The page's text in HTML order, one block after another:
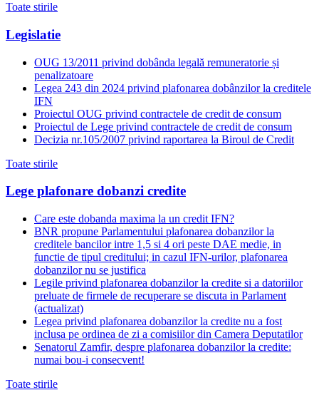
Toate stirile
Legislatie
OUG 13/2011 privind dobânda legală remuneratorie și
penalizatoare
Legea 243 din 2024 privind plafonarea dobânzilor la creditele
IFN
Proiectul OUG privind contractele de credit de consum
Proiectul de Lege privind contractele de credit de consum
Decizia nr.105/2007 privind raportarea la Biroul de Credit
Toate stirile
Lege plafonare dobanzi credite
Care este dobanda maxima la un credit IFN?
BNR propune Parlamentului plafonarea dobanzilor la
creditele bancilor intre 1,5 si 4 ori peste DAE medie, in
functie de tipul creditului; in cazul IFN-urilor, plafonarea
dobanzilor nu se justifica
Legile privind plafonarea dobanzilor la credite si a datoriilor
preluate de firmele de recuperare se discuta in Parlament
(actualizat)
Legea privind plafonarea dobanzilor la credite nu a fost
inclusa pe ordinea de zi a comisiilor din Camera Deputatilor
Senatorul Zamfir, despre plafonarea dobanzilor la credite:
numai bou-i consecvent!
Toate stirile